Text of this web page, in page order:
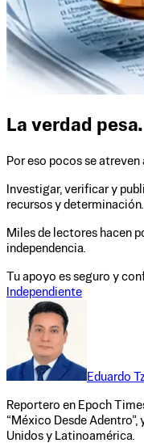
La verdad pesa.
Por eso pocos se atreven
Investigar, verificar y
recursos y determinación.
Miles de lectores hacen
independencia.
Tu apoyo es seguro y
Independiente
Eduardo
Reportero en Epoch
“México Desde
Unidos y Latinoamérica.